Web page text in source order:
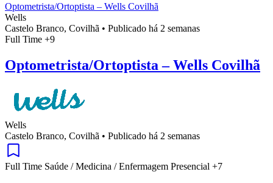
Optometrista/Ortoptista – Wells Covilhã
Wells
Castelo Branco, Covilhã • Publicado há 2 semanas
Full Time +9
Optometrista/Ortoptista – Wells Covilhã
Wells
Castelo Branco, Covilhã • Publicado há 2 semanas
Full Time Saúde / Medicina / Enfermagem Presencial +7